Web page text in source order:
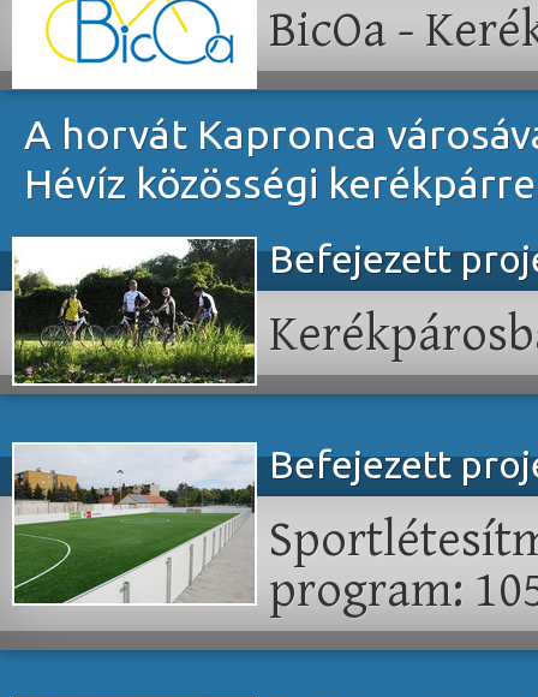
BicOa -
A horvát Kapronca
Hévíz közösségi
Befejezett
Befejezett
program: